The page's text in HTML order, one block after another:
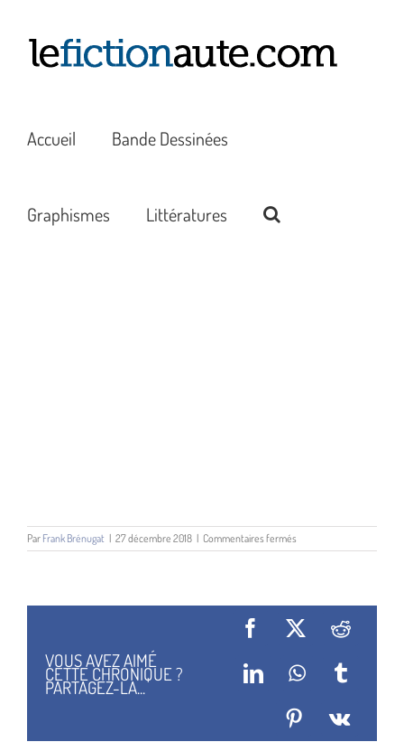
contenu
Accueil Bande Dessinées
Graphismes Littératures
Par Frank Brénugat | 27 décembre 2018 | Commentaires ferméssur
Victor
VOUS AVEZ AIMÉ
CETTE CHRONIQUE ?
PARTAGEZ-LA...
Facebook
X Reddit
LinkedInWhatsApp
Tumblr
Pinterest
Vk